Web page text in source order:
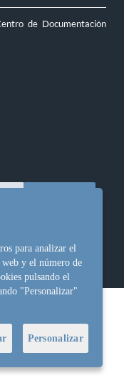
de Documentación
para analizar el
web y el número de
pulsando el
"Personalizar"
Personalizar